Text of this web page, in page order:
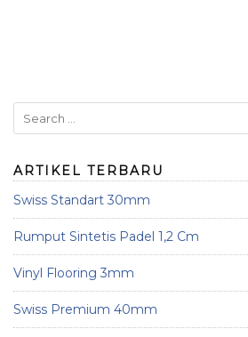
ARTIKEL TERBARU
Swiss Standart 30mm
Rumput Sintetis Padel 1,2 Cm
Vinyl Flooring 3mm
Swiss Premium 40mm